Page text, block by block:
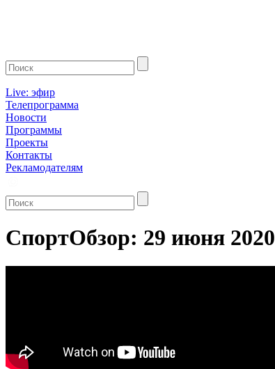
Live: эфир
Телепрограмма
Новости
Программы
Проекты
Контакты
Рекламодателям
СпортОбзор: 29 июня 2020